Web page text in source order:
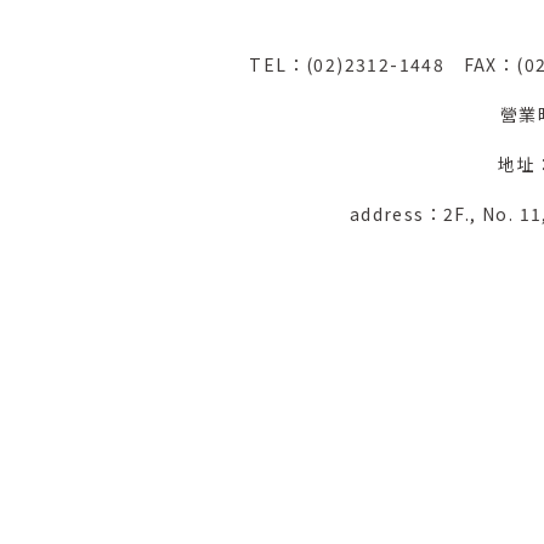
TEL：(02)2312-1448 FAX：
營業
地址
address：2F., No.